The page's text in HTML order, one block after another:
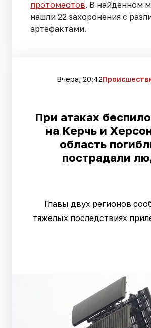
протомеотов. В найденном
нашли 22 захоронения с
артефактами.
Вчера, 20:42
При атаках
на Керчь и
область
пострадали
Главы двух регионов
тяжелых последствиях